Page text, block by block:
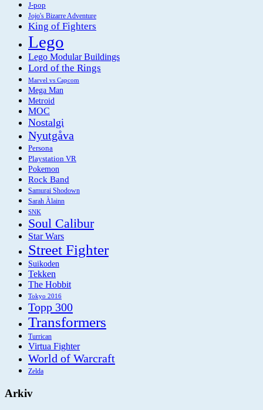
J-pop
Jojo's Bizarre Adventure
King of Fighters
Lego
Lego Modular Buildings
Lord of the Rings
Marvel vs Capcom
Mega Man
Metroid
MOC
Nostalgi
Nyutgåva
Persona
Playstation VR
Pokemon
Rock Band
Samurai Shodown
Sarah Àlainn
SNK
Soul Calibur
Star Wars
Street Fighter
Suikoden
Tekken
The Hobbit
Tokyo 2016
Topp 300
Transformers
Turrican
Virtua Fighter
World of Warcraft
Zelda
Arkiv